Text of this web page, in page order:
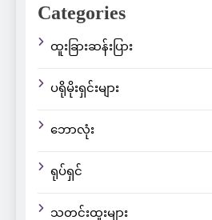
Categories
ထူးခြားဆန်းပြား
ပရိုမိုးရှင်းများ
ဘောလုံး
ရုပ်ရှင်
သတင်းထူးများ